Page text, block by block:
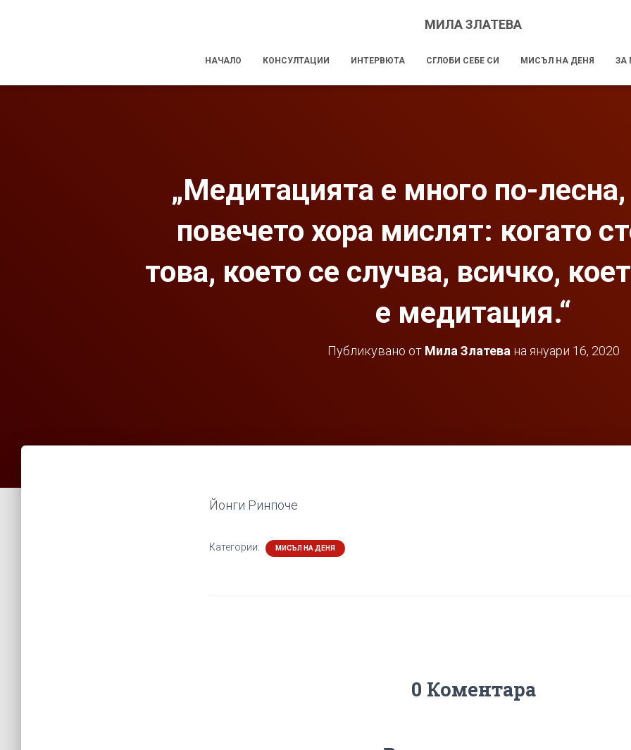
МИЛА ЗЛАТЕВА
НАЧАЛО КОНСУЛТАЦИИ ИНТЕРВЮТА СГЛОБИ СЕБЕ СИ МИСЪЛ НА ДЕНЯ ЗА
„Медитацията е много по-
повечето хора мислят: когато
това, което се случва, всичко,
е медитация.“
Публикувано от Мила Златева на януари 16, 2020
Йонги Ринпоче
Категории: МИСЪЛ НА ДЕНЯ
0 Коментара